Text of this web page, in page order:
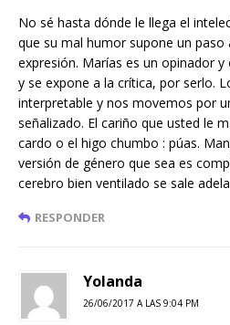
No sé hasta dónde le llega el
que su mal humor supone un paso
expresión. Marías es un opinador y
y se expone a la crítica, por serlo.
interpretable y nos movemos por
señalizado. El cariño que usted le
cardo o el higo chumbo : púas.
versión de género que sea es
cerebro bien ventilado se sale
RESPONDER
Yolanda
26/06/2017 A LAS 9:04 PM